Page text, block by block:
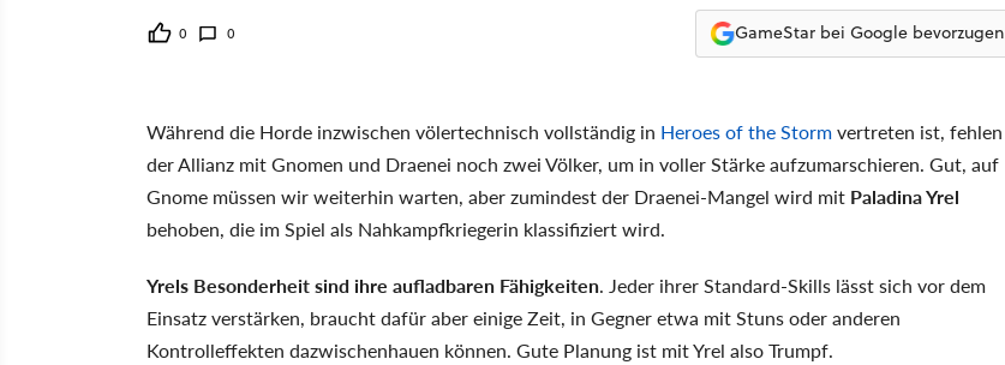
0 0 GameStar bei Google bevorzugen
Während die Horde inzwischen völertechnisch vollständig in Heroes of the Stormvertreten ist, fehlen
der Allianz mit Gnomen und Draenei noch zwei Völker, um in voller Stärke aufzumarschieren. Gut, auf
Gnome müssen wir weiterhin warten, aber zumindest der Draenei-Mangel wird mit Paladina Yrel
behoben, die im Spiel als Nahkampfkriegerin klassifiziert wird.
Yrels Besonderheit sind ihre aufladbaren Fähigkeiten. Jeder ihrer Standard-Skills lässt sich vor dem
Einsatz verstärken, braucht dafür aber einige Zeit, in Gegner etwa mit Stuns oder anderen
Kontrolleffekten dazwischenhauen können. Gute Planung ist mit Yrel also Trumpf.